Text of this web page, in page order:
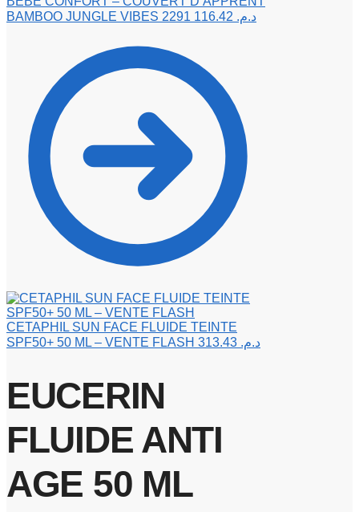
BAMBOO JUNGLE VIBES 2291
د.م.
CETAPHIL SUN FACE FLUIDE TEINTE
SPF50+ 50 ML – VENTE FLASH
د.م.
EUCERIN
FLUIDE ANTI
AGE 50 ML